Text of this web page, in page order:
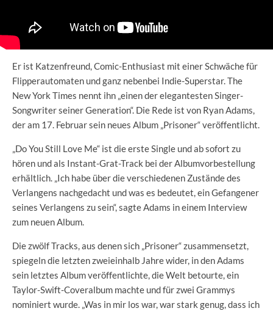
Er ist Katzenfreund, Comic-Enthusiast mit einer Schwäche für
Flipperautomaten und ganz nebenbei Indie-Superstar. The
New York Times nennt ihn „einen der elegantesten Singer-
Songwriter seiner Generation“. Die Rede ist von Ryan Adams,
der am 17. Februar sein neues Album „Prisoner“ veröffentlicht.
„Do You Still Love Me“ ist die erste Single und ab sofort zu
hören und als Instant-Grat-Track bei der Albumvorbestellung
erhältlich. „Ich habe über die verschiedenen Zustände des
Verlangens nachgedacht und was es bedeutet, ein Gefangener
seines Verlangens zu sein“, sagte Adams in einem Interview
zum neuen Album.
Die zwölf Tracks, aus denen sich „Prisoner“ zusammensetzt,
spiegeln die letzten zweieinhalb Jahre wider, in den Adams
sein letztes Album veröffentlichte, die Welt betourte, ein
Taylor-Swift-Coveralbum machte und für zwei Grammys
nominiert wurde. „Was in mir los war, war stark genug, dass ich